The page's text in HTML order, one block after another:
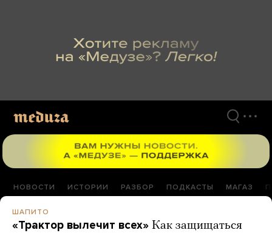
НОВОСТИ ИСТОРИИ РАЗБОР ПОДКАСТЫ МАГАЗ
ШАПИТО
«Трактор вылечит всех» Как защищаться